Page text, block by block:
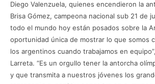
Diego Valenzuela, quienes encendieron la
Brisa Gómez, campeona nacional sub 21 de
todo el mundo hoy están posados sobre la
oportunidad única de mostrar lo que somos
los argentinos cuando trabajamos en
Larreta. “Es un orgullo tener la antorcha
y que transmita a nuestros jóvenes los